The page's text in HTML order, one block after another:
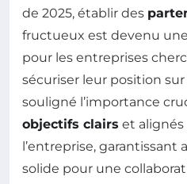
de 2025, établir des
fructueux est devenu
pour les entreprises
sécuriser leur position sur
souligné l’importance
objectifs clairs et alignés
l’entreprise, garantissant
solide pour une